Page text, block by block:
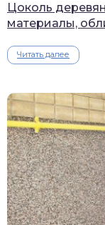
Цоколь
материалы,
Читать далее